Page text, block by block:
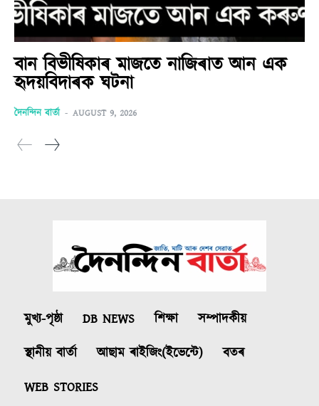
বান বিভীষিকাৰ মাজতে নাজিৰাত আন এক
হৃদয়বিদাৰক ঘটনা
দৈনন্দিন বাৰ্তা - AUGUST 9, 2026
মুখ্য-পৃষ্ঠা DB NEWS শিক্ষা
সম্পাদকীয়
স্থানীয় বাৰ্তা
আছাম ৰাইজিং(ইভেন্টে)
বতৰ
WEB STORIES